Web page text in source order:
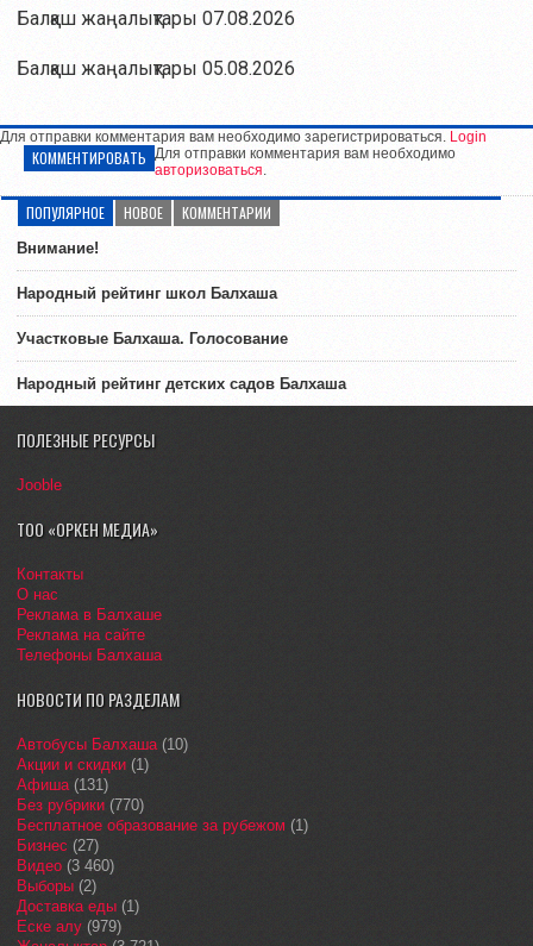
Балқаш жаңалықтары 07.08.2026
Балқаш жаңалықтары 05.08.2026
Для отправки комментария вам необходимо зарегистрироваться. Login
КОММЕНТИРОВАТЬ Для отправки комментария вам необходимо
авторизоваться.
ПОПУЛЯРНОЕ НОВОЕ КОММЕНТАРИИ
Внимание!
Народный рейтинг школ Балхаша
Участковые Балхаша. Голосование
Народный рейтинг детских садов Балхаша
ПОЛЕЗНЫЕ РЕСУРСЫ
Jooble
ТОО «ОРКЕН МЕДИА»
Контакты
О нас
Реклама в Балхаше
Реклама на сайте
Телефоны Балхаша
НОВОСТИ ПО РАЗДЕЛАМ
Автобусы Балхаша(10)
Акции и скидки (1)
Афиша(131)
Без рубрики (770)
Бесплатное образование за рубежом (1)
Бизнес (27)
Видео (3 460)
Выборы (2)
Доставка еды (1)
Еске алу (979)